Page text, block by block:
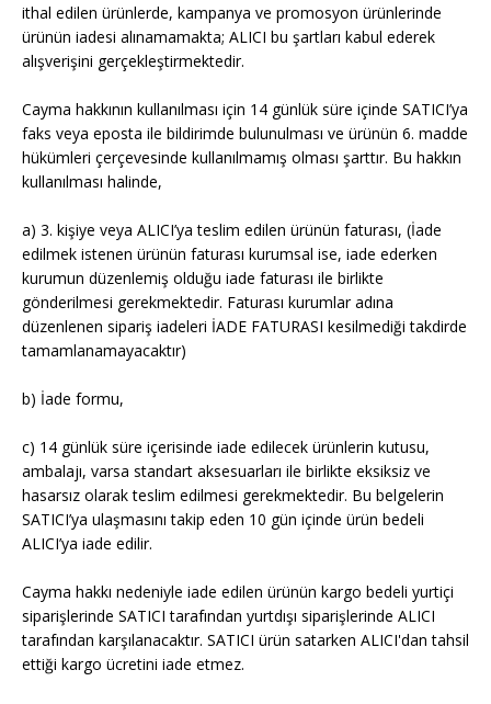
ithal edilen ürünlerde, kampanya ve promosyon ürünlerinde
ürünün iadesi alınamamakta; ALICI bu şartları kabul ederek
alışverişini gerçekleştirmektedir.
Cayma hakkının kullanılması için 14 günlük süre içinde SATICI’ya
faks veya eposta ile bildirimde bulunulması ve ürünün 6. madde
hükümleri çerçevesinde kullanılmamış olması şarttır. Bu hakkın
kullanılması halinde,
a) 3. kişiye veya ALICI’ya teslim edilen ürünün faturası, (İade
edilmek istenen ürünün faturası kurumsal ise, iade ederken
kurumun düzenlemiş olduğu iade faturası ile birlikte
gönderilmesi gerekmektedir. Faturası kurumlar adına
düzenlenen sipariş iadeleri İADE FATURASI kesilmediği takdirde
tamamlanamayacaktır)
b) İade formu,
c) 14 günlük süre içerisinde iade edilecek ürünlerin kutusu,
ambalajı, varsa standart aksesuarları ile birlikte eksiksiz ve
hasarsız olarak teslim edilmesi gerekmektedir. Bu belgelerin
SATICI’ya ulaşmasını takip eden 10 gün içinde ürün bedeli
ALICI’ya iade edilir.
Cayma hakkı nedeniyle iade edilen ürünün kargo bedeli yurtiçi
siparişlerinde SATICI tarafından yurtdışı siparişlerinde ALICI
tarafından karşılanacaktır. SATICI ürün satarken ALICI'dan tahsil
ettiği kargo ücretini iade etmez.